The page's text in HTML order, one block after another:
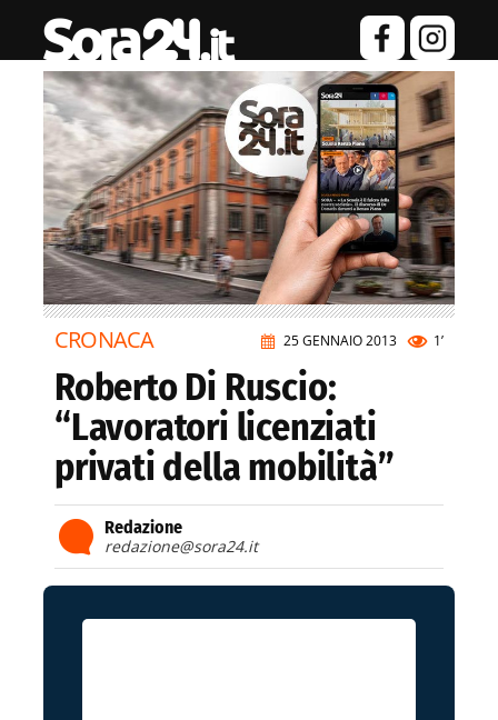
25 GENNAIO 2013 1’
CRONACA
Roberto Di Ruscio:
“Lavoratori licenziati
privati della mobilità”
Redazione
redazione@sora24.it